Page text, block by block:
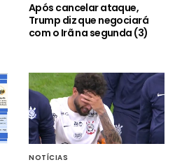
Após cancelar ataque,
Trump diz que negociará
com o Irã na segunda (3)
NOTÍCIAS